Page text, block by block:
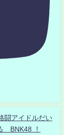
アイドルだい
BNK48 ！